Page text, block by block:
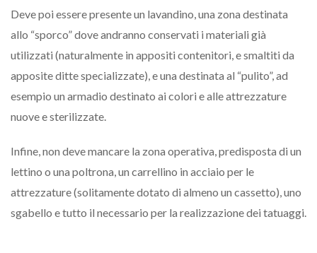
Deve poi essere presente un lavandino, una zona destinata
allo “sporco” dove andranno conservati i materiali già
utilizzati (naturalmente in appositi contenitori, e smaltiti da
apposite ditte specializzate), e una destinata al “pulito”, ad
esempio un armadio destinato ai colori e alle attrezzature
nuove e sterilizzate.
Infine, non deve mancare la zona operativa, predisposta di un
lettino o una poltrona, un carrellino in acciaio per le
attrezzature (solitamente dotato di almeno un cassetto), uno
sgabello e tutto il necessario per la realizzazione dei tatuaggi.